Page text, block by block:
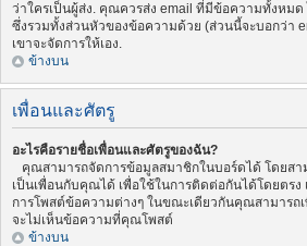
ว่าใครเป็นผู้ส่ง. คุณควรส่ง email ที่มีข้อความทั้งหมด
ซึ่งรวมทั้งส่วนหัวของข้อความด้วย (ส่วนนี้จะบอกว่า
เขาจะจัดการให้เอง.
ข้างบน
เพื่อนและศัตรู
อะไรคือรายชื่อเพื่อนและศัตรูของฉัน?
คุณสามารถจัดการข้อมูลสมาชิกในบอร์ดได้ โดยสา
เป็นเพื่อนกับคุณได้ เพื่อใช้ในการติดต่อกันได้โดยตรง
การโพสต์ข้อความต่างๆ ในขณะเดียวกันคุณสามารถ
จะไม่เห็นข้อความที่คุณโพสต์
ข้างบน